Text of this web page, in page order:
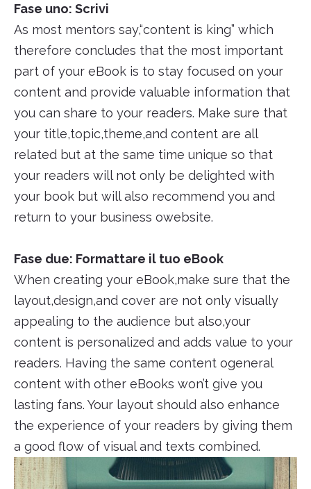
Fase uno: Scrivi
As most mentors say,“content is king” which
therefore concludes that the most important
part of your eBook is to stay focused on your
content and provide valuable information that
you can share to your readers. Make sure that
your title,topic,theme,and content are all
related but at the same time unique so that
your readers will not only be delighted with
your book but will also recommend you and
return to your business owebsite.
Fase due: Formattare il tuo eBook
When creating your eBook,make sure that the
layout,design,and cover are not only visually
appealing to the audience but also,your
content is personalized and adds value to your
readers. Having the same content ogeneral
content with other eBooks won’t give you
lasting fans. Your layout should also enhance
the experience of your readers by giving them
a good flow of visual and texts combined.